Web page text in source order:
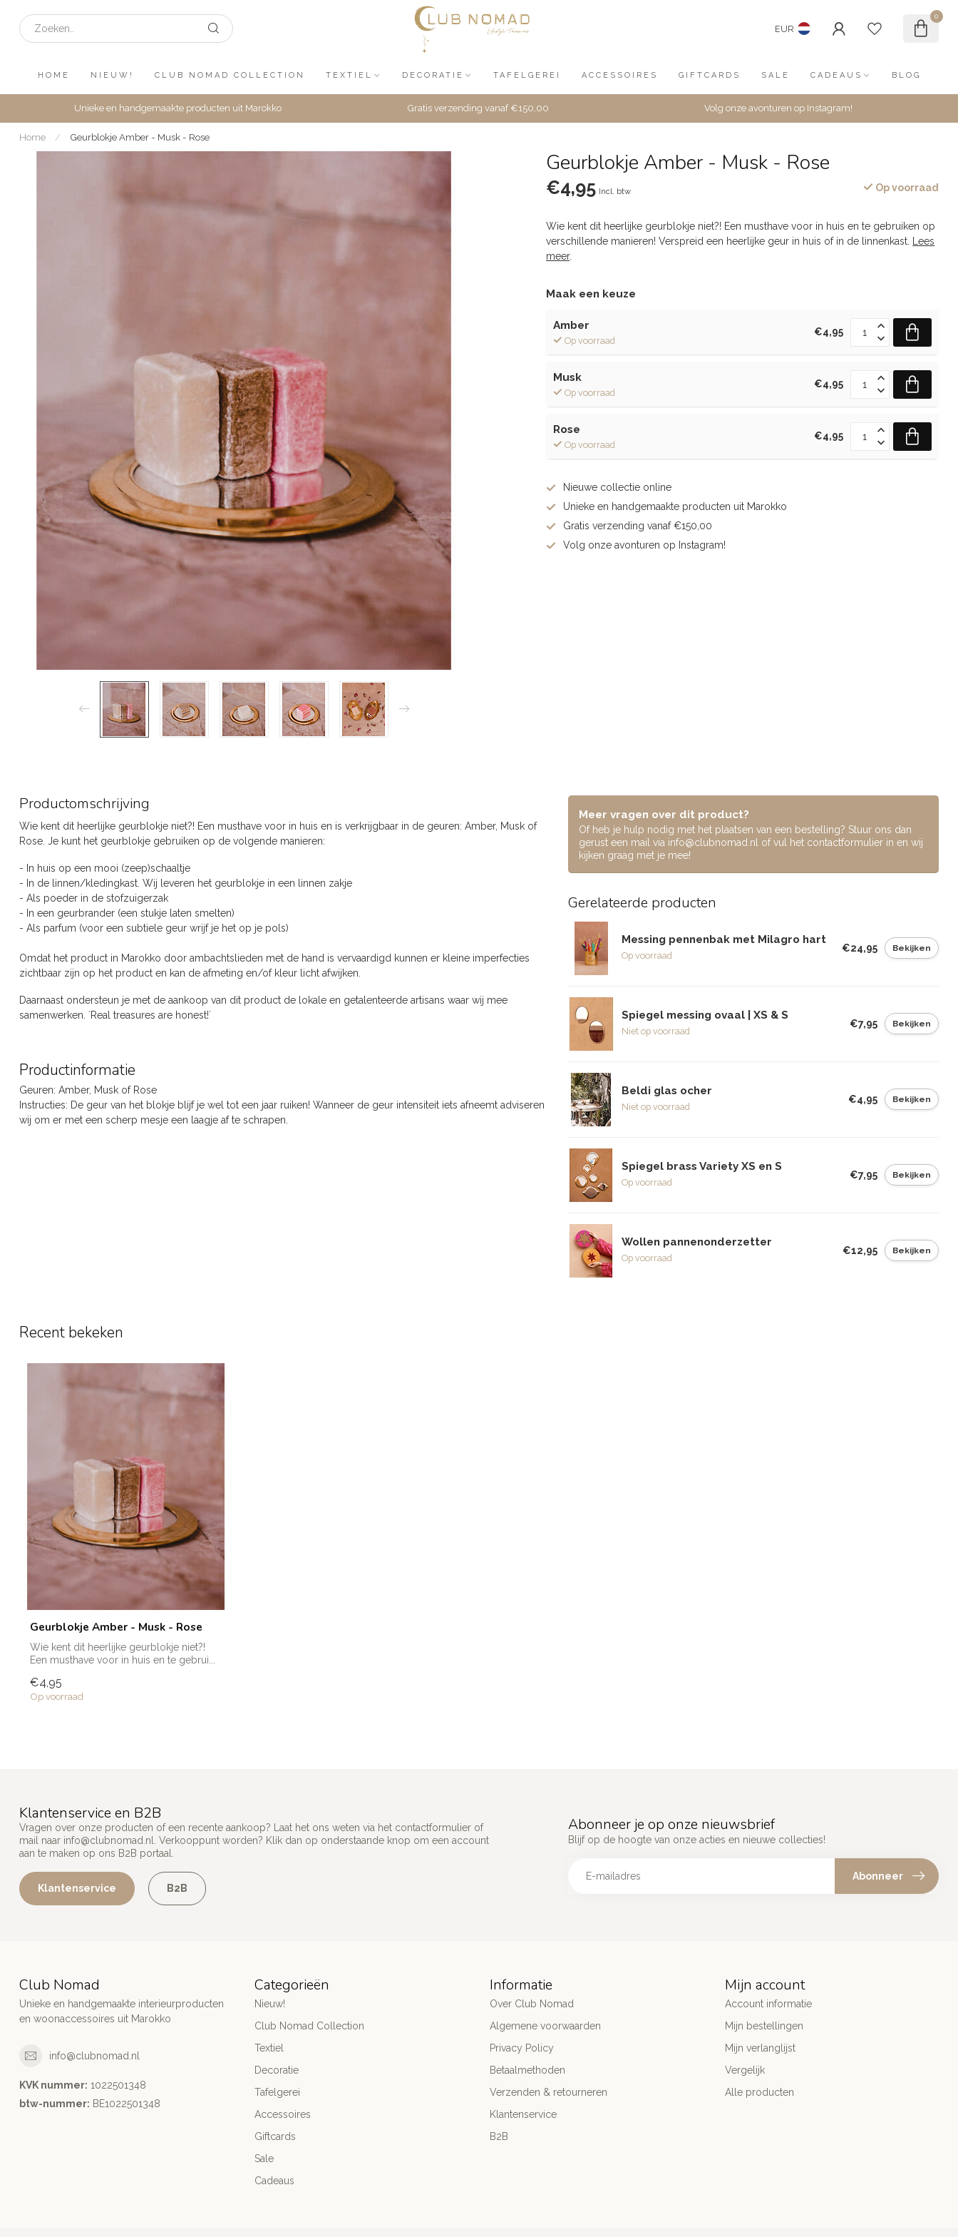
EUR
0
HOME NIEUW! CLUB NOMAD COLLECTION TEXTIEL DECORATIE TAFELGEREI ACCESSOIRES GIFTCARDS SALE CADEAUS BLOG
Unieke en handgemaakte producten uit Marokko Gratis verzending vanaf €150,00 Volg onze avonturen op Instagram!
Home / Geurblokje Amber - Musk - Rose
Geurblokje Amber - Musk - Rose
€4,95 Incl. btw Op voorraad
Wie kent dit heerlijke geurblokje niet?! Een musthave voor in huis en te gebruiken op
verschillende manieren! Verspreid een heerlijke geur in huis of in de linnenkast.
Lees
meer.
Maak een keuze
Amber
Op voorraad
€4,95
Musk
Op voorraad
€4,95
Rose
Op voorraad
€4,95
Nieuwe collectie online
Unieke en handgemaakte producten uit Marokko
Gratis verzending vanaf €150,00
Volg onze avonturen op Instagram!
Productomschrijving
Wie kent dit heerlijke geurblokje niet?! Een musthave voor in huis en is verkrijgbaar in de geuren: Amber, Musk of
Rose. Je kunt het geurblokje gebruiken op de volgende manieren:
- In huis op een mooi (zeep)schaaltje
- In de linnen/kledingkast. Wij leveren het geurblokje in een linnen zakje
- Als poeder in de stofzuigerzak
- In een geurbrander (een stukje laten smelten)
- Als parfum (voor een subtiele geur wrijf je het op je pols)
Omdat het product in Marokko door ambachtslieden met de hand is vervaardigd kunnen er kleine imperfecties
zichtbaar zijn op het product en kan de afmeting en/of kleur licht afwijken.
Daarnaast ondersteun je met de aankoop van dit product de lokale en getalenteerde artisans waar wij mee
samenwerken. ´Real treasures are honest!`
Productinformatie
Geuren: Amber, Musk of Rose
Instructies: De geur van het blokje blijf je wel tot een jaar ruiken! Wanneer de geur intensiteit iets afneemt adviseren
wij om er met een scherp mesje een laagje af te schrapen.
Meer vragen over dit product?
Of heb je hulp nodig met het plaatsen van een bestelling? Stuur ons dan
gerust een mail via info@clubnomad.nl
of vul het contactformulier in en wij
kijken graag met je mee!
Gerelateerde producten
Messing pennenbak met Milagro hart
Op voorraad
€24,95 Bekijken
Spiegel messing ovaal | XS & S
Niet op voorraad
€7,95 Bekijken
Beldi glas ocher
Niet op voorraad
€4,95 Bekijken
Spiegel brass Variety XS en S
Op voorraad
€7,95 Bekijken
Wollen pannenonderzetter
Op voorraad
€12,95 Bekijken
Recent bekeken
Geurblokje Amber - Musk - Rose
Wie kent dit heerlijke geurblokje niet?!
Een musthave voor in huis en te gebrui...
€4,95
Op voorraad
Klantenservice en B2B
Vragen over onze producten of een recente aankoop? Laat het ons weten via het contactformulier of
mail naar info@clubnomad.nl. Verkooppunt worden? Klik dan op onderstaande knop om een account
aan te maken op ons B2B portaal.
Klantenservice B2B
Abonneer je op onze nieuwsbrief
Blijf op de hoogte van onze acties en nieuwe collecties!
Abonneer
Club Nomad
Unieke en handgemaakte interieurproducten
en woonaccessoires uit Marokko
info@clubnomad.nl
KVK nummer: 1022501348
btw-nummer: BE1022501348
Categorieën
Nieuw!
Club Nomad Collection
Textiel
Decoratie
Tafelgerei
Accessoires
Giftcards
Sale
Cadeaus
Informatie
Over Club Nomad
Algemene voorwaarden
Privacy Policy
Betaalmethoden
Verzenden & retourneren
Klantenservice
B2B
Mijn account
Account informatie
Mijn bestellingen
Mijn verlanglijst
Vergelijk
Alle producten